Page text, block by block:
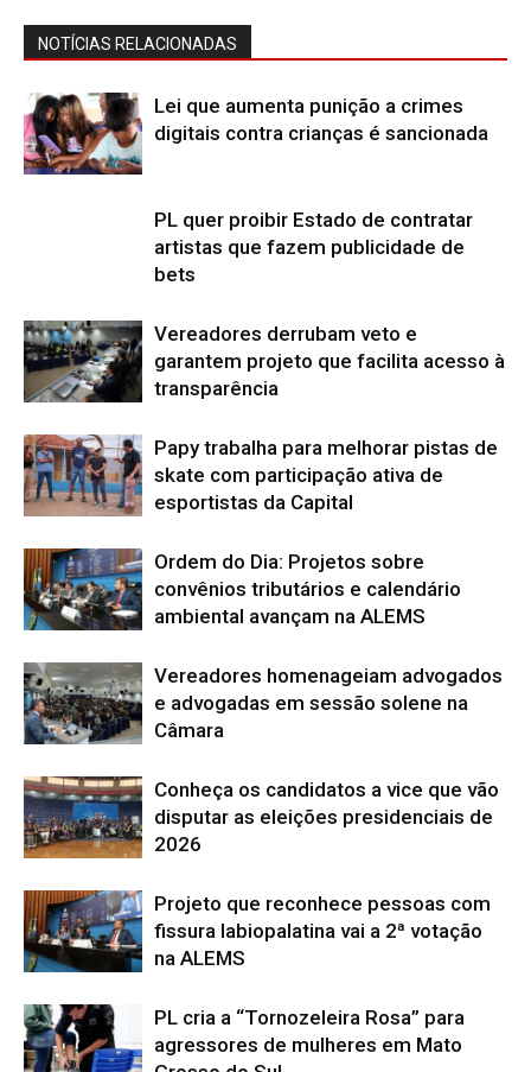
NOTÍCIAS RELACIONADAS
Lei que aumenta punição a crimes
digitais contra crianças é sancionada
PL quer proibir Estado de contratar
artistas que fazem publicidade de
bets
Vereadores derrubam veto e
garantem projeto que facilita acesso à
transparência
Papy trabalha para melhorar pistas de
skate com participação ativa de
esportistas da Capital
Ordem do Dia: Projetos sobre
convênios tributários e calendário
ambiental avançam na ALEMS
Vereadores homenageiam advogados
e advogadas em sessão solene na
Câmara
Conheça os candidatos a vice que vão
disputar as eleições presidenciais de
2026
Projeto que reconhece pessoas com
fissura labiopalatina vai a 2ª votação
na ALEMS
PL cria a “Tornozeleira Rosa” para
agressores de mulheres em Mato